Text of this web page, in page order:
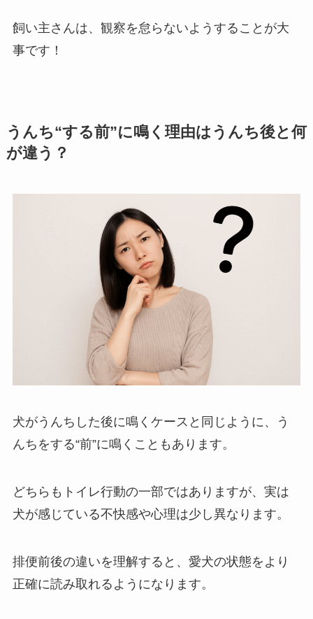
飼い主さんは、観察を怠らないようすることが大
事です！
うんち“する前”に鳴く理由はうんち後と何
が違う？
犬がうんちした後に鳴くケースと同じように、う
んちをする“前”に鳴くこともあります。
どちらもトイレ行動の一部ではありますが、実は
犬が感じている不快感や心理は少し異なります。
排便前後の違いを理解すると、愛犬の状態をより
正確に読み取れるようになります。